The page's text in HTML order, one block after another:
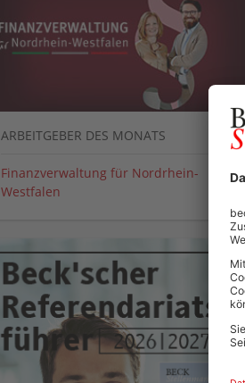
ARBEITGEBER DES MONATS
Finanzverwaltung für Nordrhein-
Westfalen